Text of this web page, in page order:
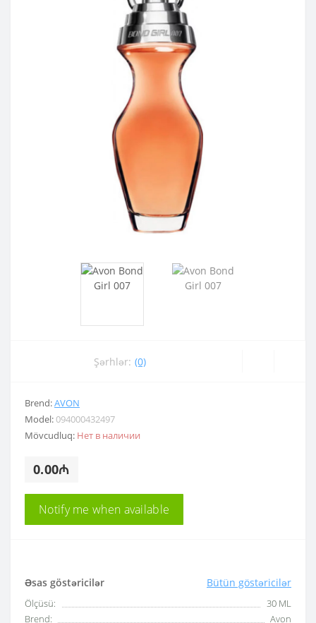
Şərhlər: (0)
Brend:AVON
Model:094000432497
Mövcudluq: Нет в наличии
0.00₼
Notify me when available
Əsas göstəricilər Bütün göstəricilər
Ölçüsü:
30 ML
Brend:
Avon